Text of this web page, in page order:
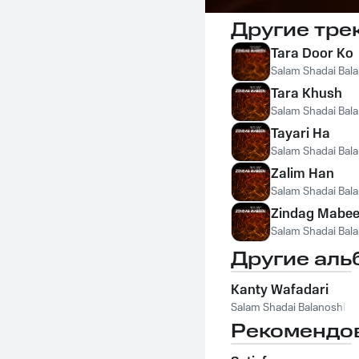
Другие
Tara Door Ko
Salam Shadai
Tara Khush
Salam Shadai
Tayari Ha
Salam Shadai
Zalim Han
Salam Shadai
Zindag
Salam Shadai
Другие
Kanty Wafadari
Salam Shadai Balanoshi